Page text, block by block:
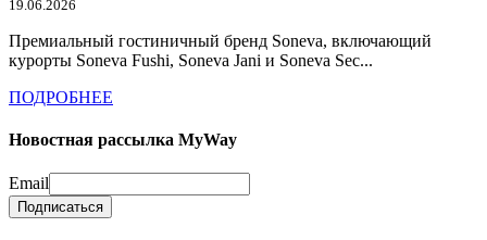
19.06.2026
Премиальный гостиничный бренд Soneva, включающий
курорты Soneva Fushi, Soneva Jani и Soneva Sec...
ПОДРОБНЕЕ
Новостная рассылка MyWay
Email